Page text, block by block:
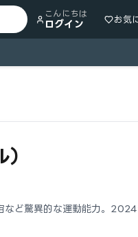
こんにちは
ログイン お気
など驚異的な運動能力。